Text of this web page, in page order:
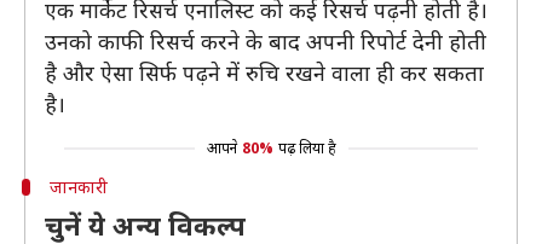
एक मार्केट रिसर्च एनालिस्ट को कई रिसर्च पढ़नी होती है।
उनको काफी रिसर्च करने के बाद अपनी रिपोर्ट देनी होती
है और ऐसा सिर्फ पढ़ने में रुचि रखने वाला ही कर सकता
है।
आपने 80% पढ़ लिया है
जानकारी
चुनें ये अन्य विकल्प